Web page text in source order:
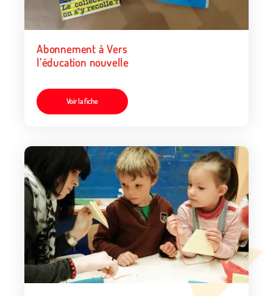
Abonnement à Vers
l’éducation nouvelle
Voir la fiche